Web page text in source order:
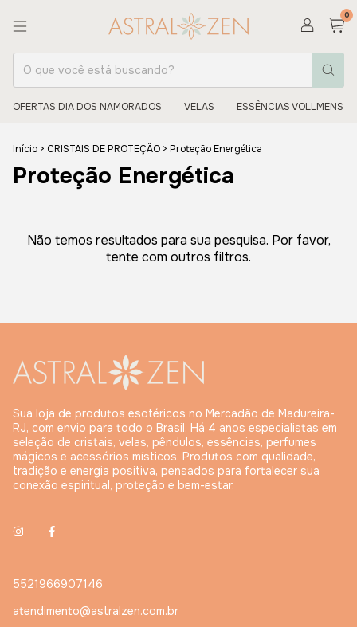
0
OFERTAS DIA DOS NAMORADOS VELAS ESSÊNCIAS VOLLMENS
Início > CRISTAIS DE PROTEÇÃO > Proteção Energética
Proteção Energética
Não temos resultados para sua pesquisa. Por favor,
tente com outros filtros.
Sua loja de produtos esotéricos no Mercadão de Madureira-
RJ, com envio para todo o Brasil. Há 4 anos especialistas em
seleção de cristais, velas, pêndulos, essências, perfumes
mágicos e acessórios místicos. Produtos com qualidade,
tradição e energia positiva, pensados para fortalecer sua
conexão espiritual, proteção e bem-estar.
5521966907146
atendimento@astralzen.com.br